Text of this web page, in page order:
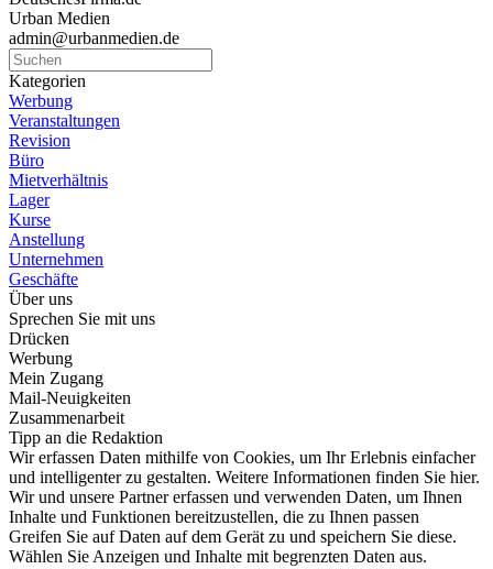
Urban Medien
admin@urbanmedien.de
Kategorien
Werbung
Veranstaltungen
Revision
Büro
Mietverhältnis
Lager
Kurse
Anstellung
Unternehmen
Geschäfte
Über uns
Sprechen Sie mit uns
Drücken
Werbung
Mein Zugang
Mail-Neuigkeiten
Zusammenarbeit
Tipp an die Redaktion
Wir erfassen Daten mithilfe von Cookies, um Ihr Erlebnis einfacher
und intelligenter zu gestalten. Weitere Informationen finden Sie hier.
Wir und unsere Partner erfassen und verwenden Daten, um Ihnen
Inhalte und Funktionen bereitzustellen, die zu Ihnen passen
Greifen Sie auf Daten auf dem Gerät zu und speichern Sie diese.
Wählen Sie Anzeigen und Inhalte mit begrenzten Daten aus.